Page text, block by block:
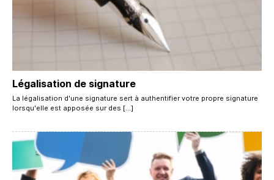
Légalisation de signature
La légalisation d'une signature sert à authentifier votre propre signature
lorsqu'elle est apposée sur des […]